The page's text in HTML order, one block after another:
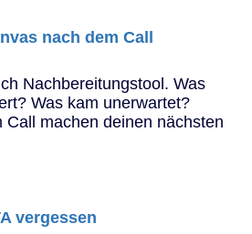
nach dem Call
Nachbereitungstool. Was
Was kam unerwartet?
Call machen deinen nächsten
vergessen